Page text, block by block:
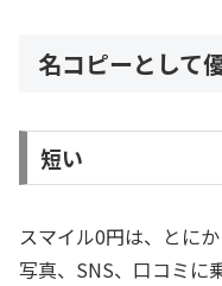
名コピーとして
短い
スマイル0円は、とに
写真、SNS、口コミに